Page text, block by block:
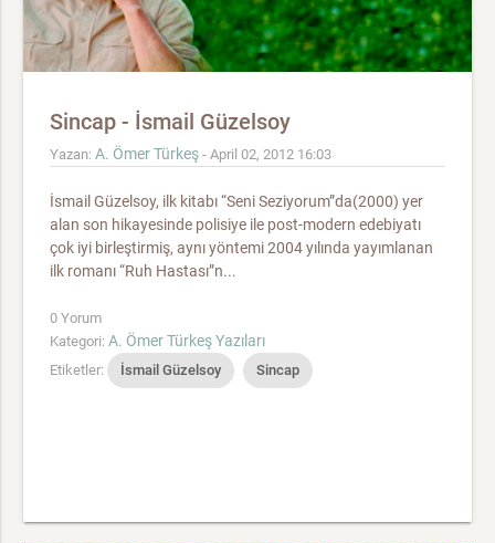
Sincap - İsmail Güzelsoy
Yazan: A. Ömer Türkeş - April 02, 2012 16:03
İsmail Güzelsoy, ilk kitabı “Seni Seziyorum”da(2000) yer
alan son hikayesinde polisiye ile post-modern edebiyatı
çok iyi birleştirmiş, aynı yöntemi 2004 yılında yayımlanan
ilk romanı “Ruh Hastası”n...
0 Yorum
Kategori: A. Ömer Türkeş Yazıları
Etiketler: İsmail Güzelsoy Sincap